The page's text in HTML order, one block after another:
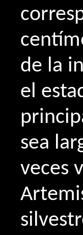
de la
el
sea
veces